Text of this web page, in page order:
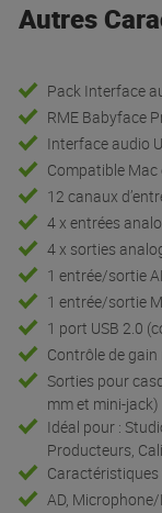
Autres
Pack Interface
RME Babyface
Interface audio
Compatible Mac
12 canaux
4 x entrées
4 x sorties
1 entrée/sortie
1 entrée/sortie
1 port USB 2.0
Contrôle de
Sorties pour
mm et mini-jack)
Idéal pour :
Producteurs,
Caractéristiques
AD,